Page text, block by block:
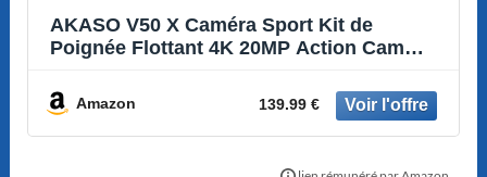
AKASO V50 X Caméra Sport Kit de
Poignée Flottant 4K 20MP Action Cam
Amazon 139.99 €